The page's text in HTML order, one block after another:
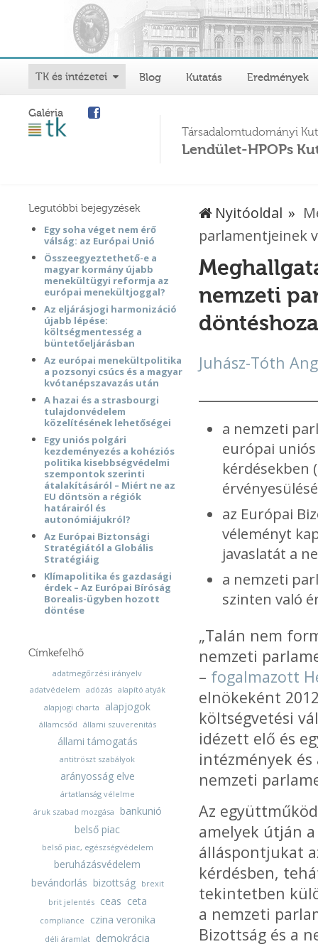
TK és intézetei Blog Kutatás Eredmények
Galéria
Társadalomtudományi
Lendület-HPOPs
Legutóbbi bejegyzések
Egy soha véget nem érő
válság: az Európai Unió
Összeegyeztethető-e a
magyar kormány újabb
menekültügyi reformja az
európai menekültjoggal?
Az eljárásjogi harmonizáció
újabb lépése:
költségmentesség a
büntetőeljárásban
Az európai menekültpolitika
a pozsonyi csúcs és a magyar
kvótanépszavazás után
A hazai és a strasbourgi
tulajdonvédelem
közelítésének lehetőségei
Egy uniós polgári
kezdeményezés a kohéziós
politika kisebbségvédelmi
szempontok szerinti
átalakításáról – Miért ne az
EU döntsön a régiók
határairól és
autonómiájukról?
Az Európai Biztonsági
Stratégiától a Globális
Stratégiáig
Klímapolitika és gazdasági
érdek – Az Európai Bíróság
Borealis-ügyben hozott
döntése
Címkefelhő
adatmegőrzési irányelv
adatvédelem adózás alapító atyák
alapjogi charta
alapjogok
államcsőd állami szuverenitás
állami támogatás
antitröszt szabályok
arányosság elve
ártatlanság vélelme
áruk szabad mozgása
bankunió
belső piac
belső piac, egészségvédelem
beruházásvédelem
bevándorlás bizottság
brexit
brit jelentés
ceas ceta
compliance czina veronika
déli áramlat demokrácia
Nyitóoldal
parlamentjeinek
nemzeti
Juhász-Tóth
a nemzeti
európai
kérdésekben
az Európai
véleményt
javaslatát a
a nemzeti
szinten való
„Talán nem
nemzeti
– fogalmazott
elnökeként
költségvetési
idézett elő és
intézmények
nemzeti
Az
amelyek útján
álláspontjukat
kérdésben,
tekintetben
a nemzeti
Bizottság és a